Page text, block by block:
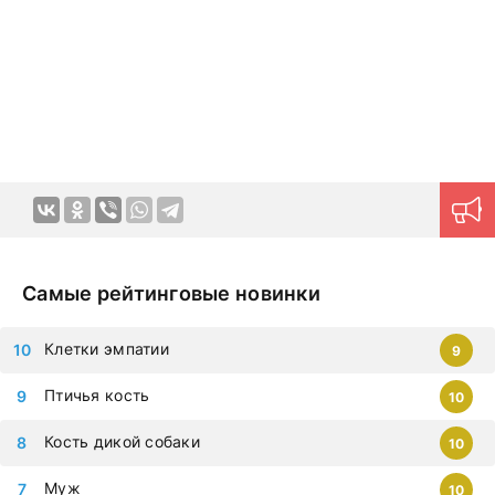
Самые рейтинговые новинки
Муж 10
Кость дикой собаки 10
Птичья кость 10
Клетки эмпатии 9